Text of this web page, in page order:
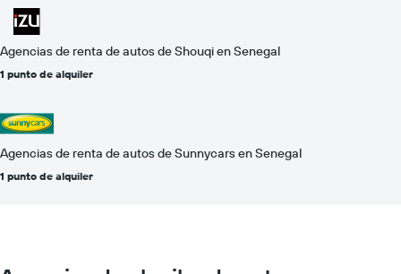
Agencias de renta de autos de Shouqi en Senegal
1 punto de alquiler
Agencias de renta de autos de Sunnycars en Senegal
1 punto de alquiler